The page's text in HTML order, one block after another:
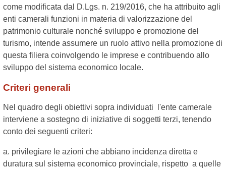
come modificata dal D.Lgs. n. 219/2016, che ha attribuito agli
enti camerali funzioni in materia di valorizzazione del
patrimonio culturale nonché sviluppo e promozione del
turismo, intende assumere un ruolo attivo nella promozione di
questa filiera coinvolgendo le imprese e contribuendo allo
sviluppo del sistema economico locale.
Criteri generali
Nel quadro degli obiettivi sopra individuati l'ente camerale
interviene a sostegno di iniziative di soggetti terzi, tenendo
conto dei seguenti criteri:
a. privilegiare le azioni che abbiano incidenza diretta e
duratura sul sistema economico provinciale, rispetto a quelle